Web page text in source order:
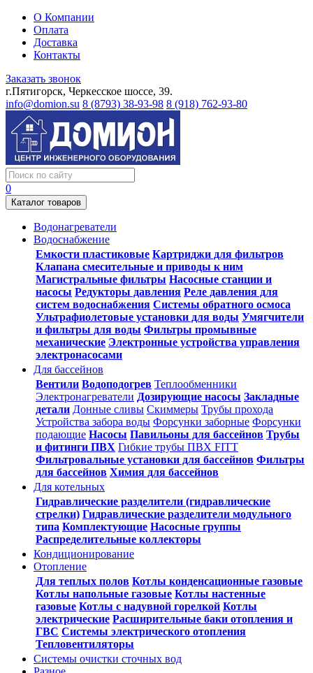
О Компании
Оплата
Доставка
Контакты
Заказать звонок
г.Пятигорск, Черкесское шоссе, 39.
info@domion.su 8 (8793) 38-93-98 8 (918) 762-93-80
0
Каталог товаров
Водонагреватели
Водоснабжение
Емкости пластиковые Картриджи для фильтров
Клапана смесительные и приводы к ним
Магистральные фильтры Насосные станции и
насосы Редукторы давления Реле давления для
систем водоснабжения Системы обратного осмоса
Ультрафиолетовые установки для воды Умягчители
и фильтры для воды Фильтры промывные
механические Электронные устройства управления
электронасосами
Для бассейнов
Вентили Водоподогрев Теплообменники
Электронагреватели Дозирующие насосы Закладные
детали Донные сливы Скиммеры Трубы прохода
Устройства забора воды Форсунки заборные Форсунки
подающие Насосы Павильоны для бассейнов Трубы
и фитинги ПВХ Гибкие трубы ПВХ FITT
Фильтровальные установки для бассейнов Фильтры
для бассейнов Химия для бассейнов
Для котельных
Гидравлические разделители (гидравлические
стрелки) Гидравлические разделители модульного
типа Комплектующие Насосные группы
Распределительные коллекторы
Кондиционирование
Отопление
Для теплых полов Котлы конденсационные газовые
Котлы напольные газовые Котлы настенные
газовые Котлы с надувной горелкой Котлы
электрические Расширительные баки отопления и
ГВС Системы электрического отопления
Тепловентиляторы
Системы очистки сточных вод